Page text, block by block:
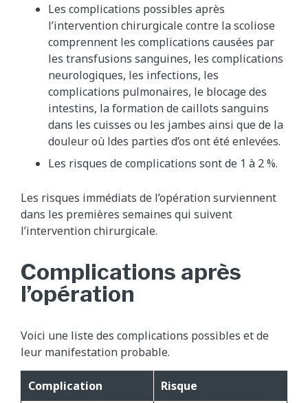
Les complications possibles après
l’intervention chirurgicale contre la scoliose
comprennent les complications causées par
les transfusions sanguines, les complications
neurologiques, les infections, les
complications pulmonaires, le blocage des
intestins, la formation de caillots sanguins
dans les cuisses ou les jambes ainsi que de la
douleur où ldes parties d’os ont été enlevées.
Les risques de complications sont de 1 à 2 %.
Les risques immédiats de l’opération surviennent
dans les premières semaines qui suivent
l’intervention chirurgicale.
Complications après
l’opération
Voici une liste des complications possibles et de
leur manifestation probable.
Complication
Risque